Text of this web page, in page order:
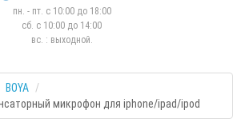
пн. - пт. с 10:00 до 18:00
сб. c 10:00 до 14:00
вс. : выходной.
BOYA
микрофон для iphone/ipad/ipod